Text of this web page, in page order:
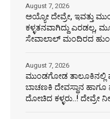
ಅಯ್ಯೋ ದೇವ್ರೇ, ಇವತ್ತು
ಕಳ್ಳತನವಾಗಿದ್ದು ಎರಡಲ್ಲ,
ಸೇವಾಲಾಲ್ ಮಂದಿರದ
August 7, 2026
ಮುಂಡಗೋಡ ತಾಲೂಕಿನಲ್ಲಿ
ಬಾಚಣಕಿ ದೇವಸ್ಥಾನ
ದೋಚಿದ ಕಳ್ಳರು..! ದೇವ್ರೇ
August 7, 2026